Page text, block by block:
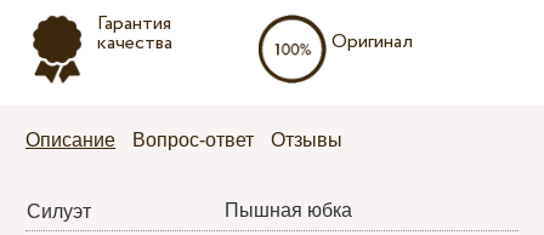
Гарантия
качества Оригинал
Описание Вопрос-ответ Отзывы
Силуэт
Пышная юбка